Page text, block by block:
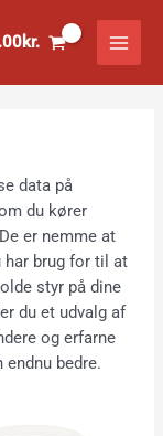
kr.
data på
du kører
er nemme at
har brug for til at
styr på dine
du et udvalg af
og erfarne
bedre.